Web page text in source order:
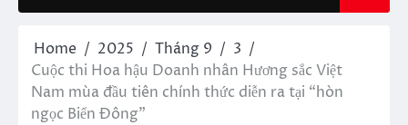
Home 2025 Tháng 9
3
Cuộc thi Hoa hậu Doanh nhân Hương sắc Việt
Nam mùa đầu tiên chính thức diễn ra tại “hòn
ngọc Biển Đông”